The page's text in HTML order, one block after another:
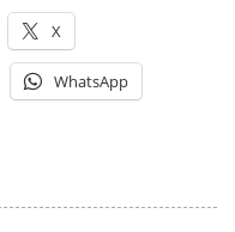
X
WhatsApp